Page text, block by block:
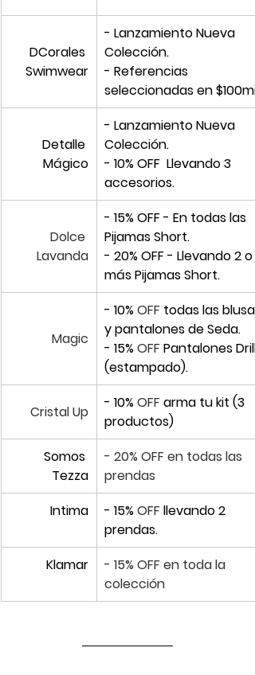
DCorales
Swimwear
- Lanzamiento Nueva
Colección.
- Referencias
seleccionadas en $100mil.
Detalle
Mágico
​- Lanzamiento Nueva
Colección.
- 10% OFF  Llevando 3
accesorios.
Dolce
Lavanda
​- 15% OFF - En todas las
Pijamas Short.
- 20% OFF - Llevando 2 o
más Pijamas Short.
Magic
​- 10% OFF todas las blusas
y pantalones de Seda.
- 15% OFF Pantalones Drill
(estampado).
Cristal Up
- 10% OFF arma tu kit (3
productos)
Somos
Tezza
- 20% OFF en todas las
prendas
Intima
- 15% OFF llevando 2
prendas.
​Klamar
- 15% OFF en toda la
colección